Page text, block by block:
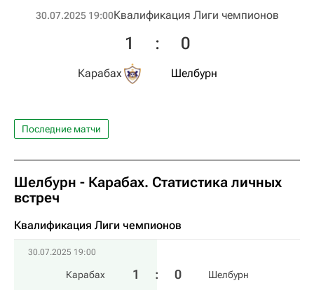
30.07.2025 19:00Квалификация Лиги чемпионов
Карабах
1 : 0
Шелбурн
Последние матчи
Шелбурн - Карабах. Статистика личных
встреч
Квалификация Лиги чемпионов
30.07.2025 19:00
Карабах 1 : 0 Шелбурн